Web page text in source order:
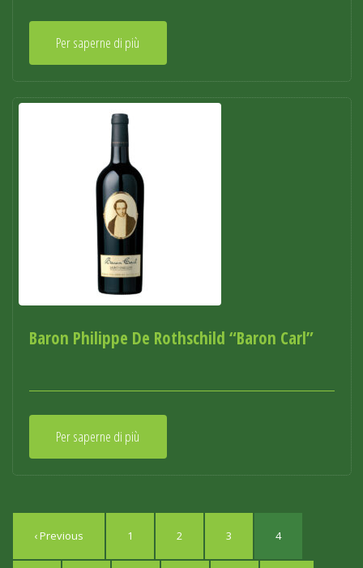
Per saperne di più
Baron Philippe De Rothschild “Baron Carl”
Per saperne di più
‹ Previous 1 2 3 4